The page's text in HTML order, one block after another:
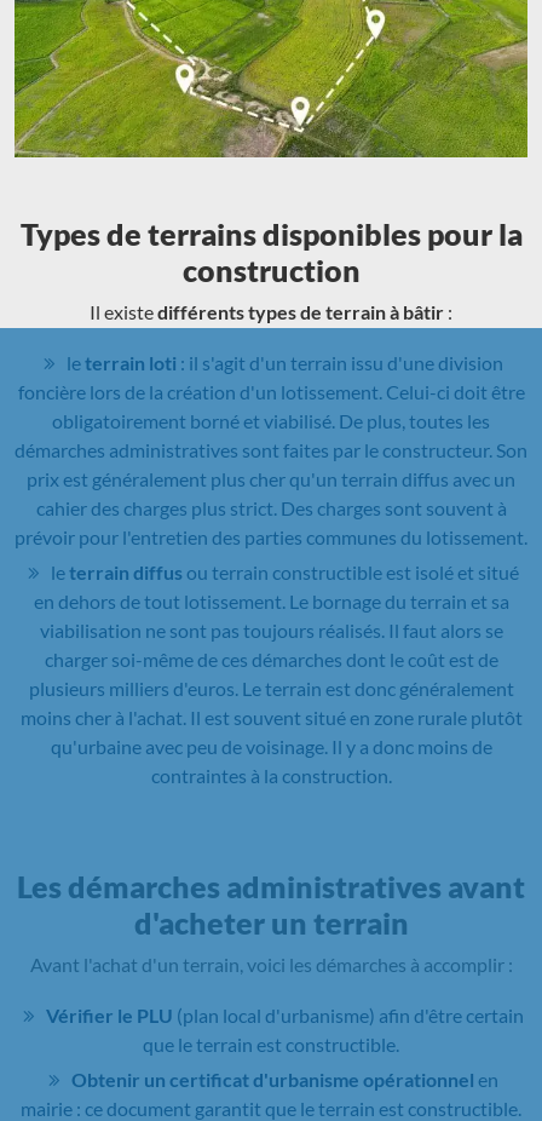
Types de terrains disponibles pour la
construction
Il existedifférents types de terrain à bâtir :
leterrain loti : il s'agit d'un terrain issu d'une division
foncière lors de la création d'un lotissement. Celui-ci doit être
obligatoirement borné et viabilisé. De plus, toutes les
démarches administratives sont faites par le constructeur. Son
prix est généralement plus cher qu'un terrain diffus avec un
cahier des charges plus strict. Des charges sont souvent à
prévoir pour l'entretien des parties communes du lotissement.
leterrain diffusou terrain constructible est isolé et situé
en dehors de tout lotissement. Le bornage du terrain et sa
viabilisation ne sont pas toujours réalisés. Il faut alors se
charger soi-même de ces démarches dont le coût est de
plusieurs milliers d'euros. Le terrain est donc généralement
moins cher à l'achat. Il est souvent situé en zone rurale plutôt
qu'urbaine avec peu de voisinage. Il y a donc moins de
contraintes à la construction.
Les démarches administratives avant
d'acheter un terrain
Avant l'achat d'un terrain, voici les démarches à accomplir :
Vérifier le PLU (plan local d'urbanisme) afin d'être certain
que le terrain est constructible.
Obtenir un certificat d'urbanisme opérationnel en
mairie : ce document garantit que le terrain est constructible.